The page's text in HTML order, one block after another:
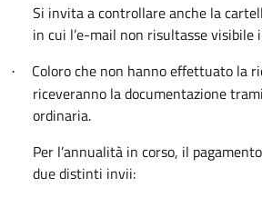
Si invita a controllare anche la
in cui l’e-mail non risultasse visibile
·
Coloro che non hanno effettuato la
riceveranno la documentazione
ordinaria.
Per l’annualità in corso, il
due distinti invii: